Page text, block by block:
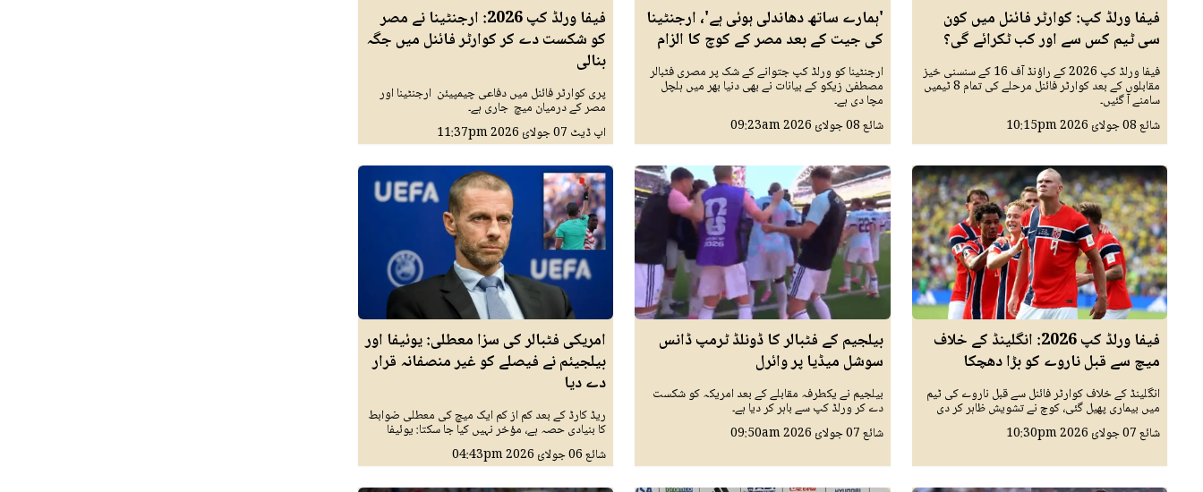
فیفا ورلڈ کپ: کوارٹر فائنل میں کون
سی ٹیم کس سے اور کب ٹکرائے گی؟
فیفا ورلڈ کپ 2026 کے راؤنڈ آف 16 کے سنسنی خیز
مقابلوں کے بعد کوارٹر فائنل مرحلے کی تمام 8 ٹیمیں
سامنے آ گئیں۔
شائع08 جولائ 2026 10:15pm
'ہمارے ساتھ دھاندلی ہوئی ہے'، ارجنٹینا
کی جیت کے بعد مصر کے کوچ کا الزام
ارجنٹینا کو ورلڈ کپ جتوانے کے شک پر مصری فٹبالر
مصطفیٰ زیکو کے بیانات نے بھی دنیا بھر میں ہلچل
مچا دی ہے۔
شائع08 جولائ 2026 09:23am
فیفا ورلڈ کپ 2026: ارجنٹینا نے مصر
کو شکست دے کر کوارٹر فائنل میں جگہ
بنالی
پری کوارٹر فائنل میں دفاعی چیمپیئن ارجنٹینا اور
مصر کے درمیان میچ جاری ہے۔
اپ ڈیٹ 07 جولائ 2026 11:37pm
فیفا ورلڈ کپ 2026: انگلینڈ کے خلاف
میچ سے قبل ناروے کو بڑا دھچکا
انگلینڈ کے خلاف کوارٹر فائنل سے قبل ناروے کی ٹیم
میں بیماری پھیل گئی، کوچ نے تشویش ظاہر کر دی
شائع07 جولائ 2026 10:30pm
بیلجیم کے فٹبالر کا ڈونلڈ ٹرمپ ڈانس
سوشل میڈیا پر وائرل
بیلجیم نے یکطرفہ مقابلے کے بعد امریکہ کو شکست
دے کر ورلڈ کپ سے باہر کر دیا ہے۔
شائع07 جولائ 2026 09:50am
امریکی فٹبالر کی سزا معطلی: یوئیفا اور
بیلجیئم نے فیصلے کو غیر منصفانہ قرار
دے دیا
ریڈ کارڈ کے بعد کم از کم ایک میچ کی معطلی ضوابط
کا بنیادی حصہ ہے، مؤخر نہیں کیا جا سکتا: یوئیفا
شائع06 جولائ 2026 04:43pm